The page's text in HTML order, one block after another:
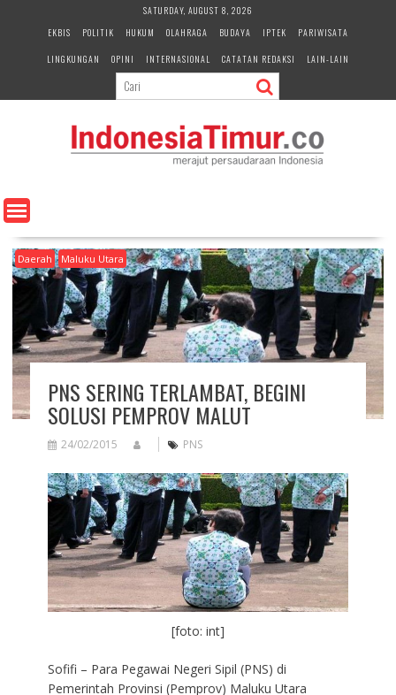
e
n
SATURDAY, AUGUST 8, 2026
EKBIS
POLITIK HUKUM OLAHRAGA BUDAYA IPTEK
PARIWISATA
LINGKUNGAN
OPINI INTERNASIONAL CATATAN REDAKSI LAIN-LAIN
Daerah Maluku Utara
PNS SERING TERLAMBAT, BEGINI
SOLUSI PEMPROV MALUT
24/02/2015 PNS
[foto: int]
Sofifi – Para Pegawai Negeri Sipil (PNS) di
Pemerintah Provinsi (Pemprov) Maluku Utara